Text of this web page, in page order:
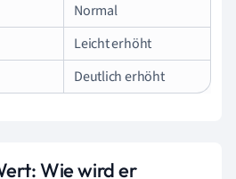
Normal
Leicht erhöht
Deutlich erhöht
Wie wird er